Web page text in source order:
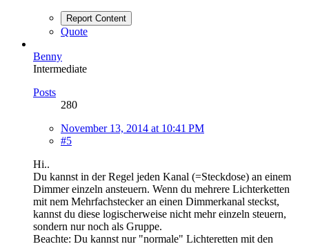
Report Content
Quote
Benny
Intermediate
Posts
280
November 13, 2014 at 10:41 PM
#5
Hi..
Du kannst in der Regel jeden Kanal (=Steckdose) an einem
Dimmer einzeln ansteuern. Wenn du mehrere Lichterketten
mit nem Mehrfachstecker an einen Dimmerkanal steckst,
kannst du diese logischerweise nicht mehr einzeln steuern,
sondern nur noch als Gruppe.
Beachte: Du kannst nur "normale" Lichteretten mit den